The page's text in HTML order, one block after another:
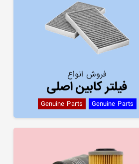
فروش انواع
فیلتر کابین اصلی
Genuine Parts Genuine Parts